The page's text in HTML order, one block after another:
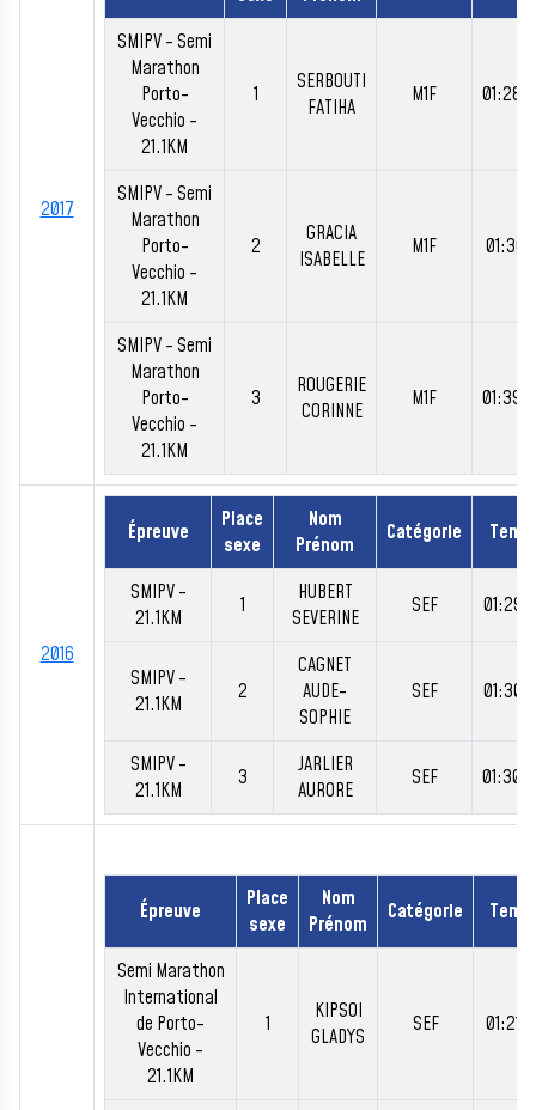
2017
SMIPV - Semi
Marathon
Porto-
Vecchio -
21.1KM
1
SERBOUTI
FATIHA
M1F
SMIPV - Semi
Marathon
Porto-
Vecchio -
21.1KM
2
GRACIA
ISABELLE
M1F
SMIPV - Semi
Marathon
Porto-
Vecchio -
21.1KM
3
ROUGERIE
CORINNE
M1F
2016
Épreuve
Place
sexe
Nom
Prénom
Catégorie
SMIPV -
21.1KM
1
HUBERT
SEVERINE
SEF
SMIPV -
21.1KM
2
CAGNET
AUDE-
SOPHIE
SEF
SMIPV -
21.1KM
3
JARLIER
AURORE
SEF
Épreuve
Place
sexe
Nom
Prénom
Catégorie
Semi Marathon
International
de Porto-
Vecchio -
21.1KM
1
KIPSOI
GLADYS
SEF